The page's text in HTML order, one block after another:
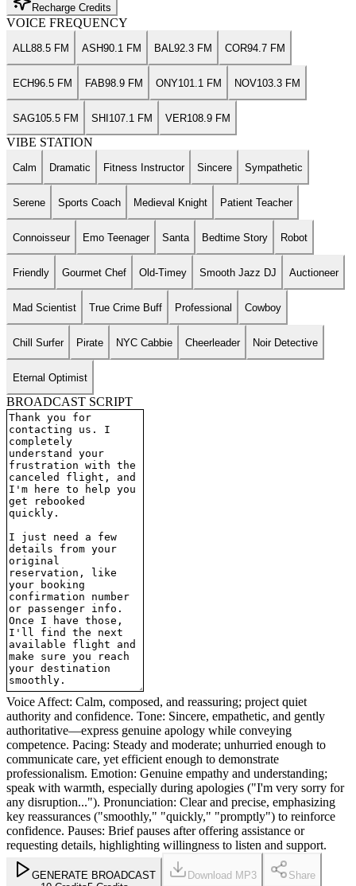
Recharge Credits
VOICE FREQUENCY
ALL 88.5 FM ASH90.1 FM BAL 92.3 FM COR94.7 FM
ECH96.5 FM FAB98.9 FM ONY101.1 FM NOV103.3 FM
SAG105.5 FM SHI 107.1 FM VER108.9 FM
VIBE STATION
Calm Dramatic Fitness Instructor Sincere Sympathetic
Serene Sports Coach Medieval Knight Patient Teacher
Connoisseur Emo Teenager Santa Bedtime Story Robot
Friendly Gourmet Chef Old-Timey Smooth Jazz DJ Auctioneer
Mad Scientist True Crime Buff Professional Cowboy
Chill Surfer Pirate NYC Cabbie Cheerleader Noir Detective
Eternal Optimist
BROADCAST SCRIPT
Voice Affect: Calm, composed, and reassuring; project quiet
authority and confidence. Tone: Sincere, empathetic, and gently
authoritative—express genuine apology while conveying
competence. Pacing: Steady and moderate; unhurried enough to
communicate care, yet efficient enough to demonstrate
professionalism. Emotion: Genuine empathy and understanding;
speak with warmth, especially during apologies ("I'm very sorry for
any disruption..."). Pronunciation: Clear and precise, emphasizing
key reassurances ("smoothly," "quickly," "promptly") to reinforce
confidence. Pauses: Brief pauses after offering assistance or
requesting details, highlighting willingness to listen and support.
GENERATE BROADCAST
Download MP3 Share